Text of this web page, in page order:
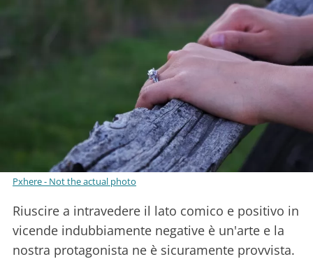
Pxhere - Not the actual photo
Riuscire a intravedere il lato comico e positivo in
vicende indubbiamente negative è un'arte e la
nostra protagonista ne è sicuramente provvista.